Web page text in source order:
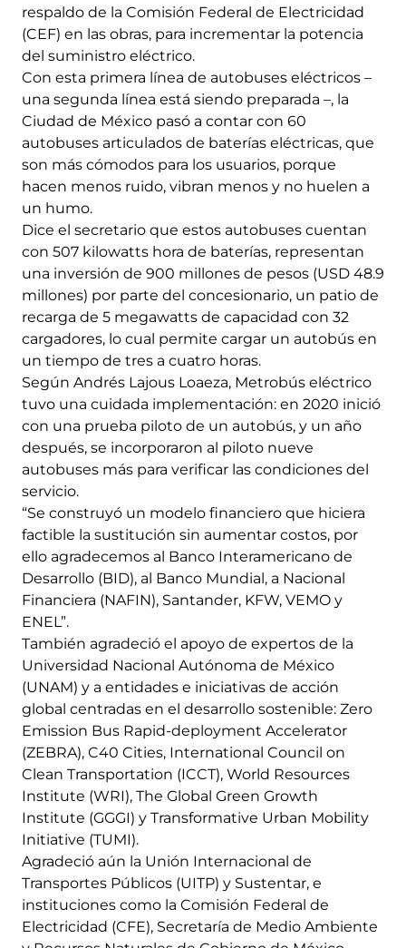
respaldo de la Comisión Federal de Electricidad
(CEF) en las obras, para incrementar la potencia
del suministro eléctrico.
Con esta primera línea de autobuses eléctricos –
una segunda línea está siendo preparada –, la
Ciudad de México pasó a contar con 60
autobuses articulados de baterías eléctricas, que
son más cómodos para los usuarios, porque
hacen menos ruido, vibran menos y no huelen a
un humo.
Dice el secretario que estos autobuses cuentan
con 507 kilowatts hora de baterías, representan
una inversión de 900 millones de pesos (USD 48.9
millones) por parte del concesionario, un patio de
recarga de 5 megawatts de capacidad con 32
cargadores, lo cual permite cargar un autobús en
un tiempo de tres a cuatro horas.
Según Andrés Lajous Loaeza, Metrobús eléctrico
tuvo una cuidada implementación: en 2020 inició
con una prueba piloto de un autobús, y un año
después, se incorporaron al piloto nueve
autobuses más para verificar las condiciones del
servicio.
“Se construyó un modelo financiero que hiciera
factible la sustitución sin aumentar costos, por
ello agradecemos al Banco Interamericano de
Desarrollo (BID), al Banco Mundial, a Nacional
Financiera (NAFIN), Santander, KFW, VEMO y
ENEL”.
También agradeció el apoyo de expertos de la
Universidad Nacional Autónoma de México
(UNAM) y a entidades e iniciativas de acción
global centradas en el desarrollo sostenible: Zero
Emission Bus Rapid-deployment Accelerator
(ZEBRA), C40 Cities, International Council on
Clean Transportation (ICCT), World Resources
Institute (WRI), The Global Green Growth
Institute (GGGI) y Transformative Urban Mobility
Initiative (TUMI).
Agradeció aún la Unión Internacional de
Transportes Públicos (UITP) y Sustentar, e
instituciones como la Comisión Federal de
Electricidad (CFE), Secretaría de Medio Ambiente